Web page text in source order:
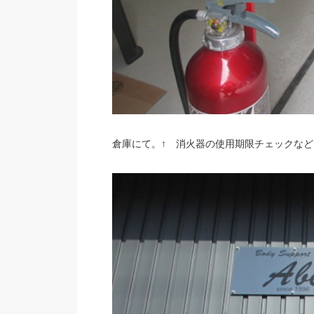
倉庫にて。↑ 消火器の使用期限チェックな